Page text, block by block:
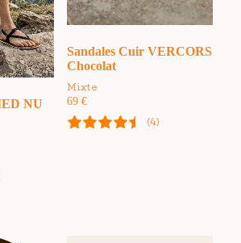
NU
Sandales Cuir VERCORS
Chocolat
Mixte
69 €
(4)